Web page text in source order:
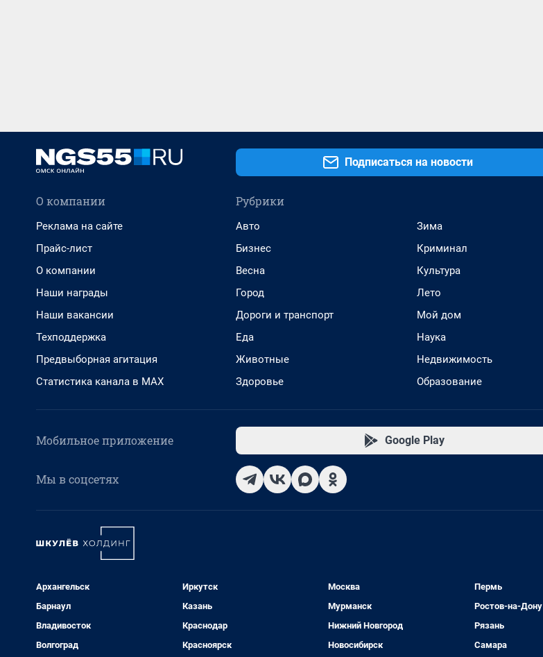
Подписаться на новости
О компании
Реклама на сайте
Прайс-лист
О компании
Наши награды
Наши вакансии
Техподдержка
Предвыборная агитация
Статистика канала в MAX
Рубрики
Авто
Бизнес
Весна
Город
Дороги и транспорт
Еда
Животные
Здоровье
Зима
Криминал
Культура
Лето
Мой дом
Наука
Недвижимость
Образование
Мобильное приложение Google Play
Мы в соцсетях
Архангельск
Барнаул
Владивосток
Волгоград
Иркутск
Казань
Краснодар
Красноярск
Москва
Мурманск
Нижний Новгород
Новосибирск
Пермь
Ростов-на-Дону
Рязань
Самара